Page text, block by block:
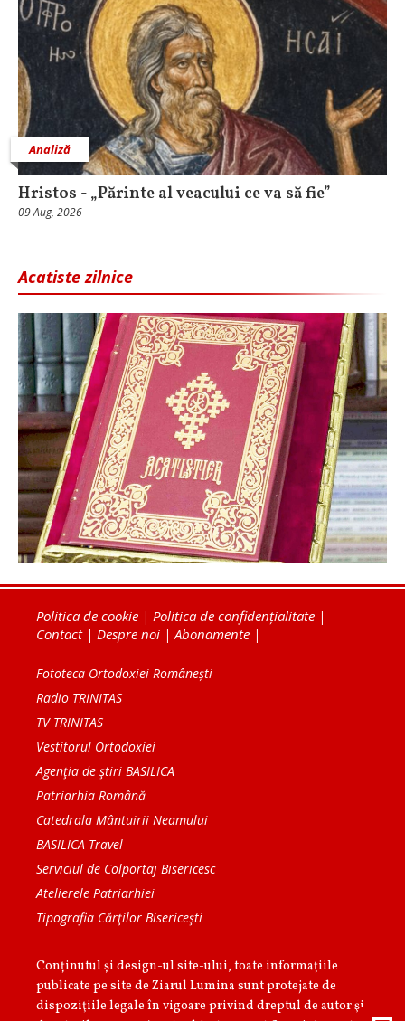
Analiză
Hristos - „Părinte al veacului ce va să fie”
09 Aug, 2026
Acatiste zilnice
Politica de cookie | Politica de confidențialitate |
Contact| Despre noi | Abonamente |
Fototeca Ortodoxiei Românești
Radio TRINITAS
TV TRINITAS
Vestitorul Ortodoxiei
Agenţia de ştiri BASILICA
Patriarhia Română
Catedrala Mântuirii Neamului
BASILICA Travel
Serviciul de Colportaj Bisericesc
Atelierele Patriarhiei
Tipografia Cărţilor Bisericeşti
Conținutul și design-ul site-ului, toate informaţiile
publicate pe site de Ziarul Lumina sunt protejate de
dispoziţiile legale în vigoare privind dreptul de autor şi